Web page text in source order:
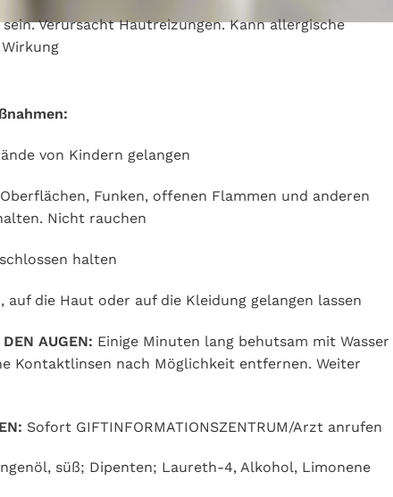
Verursacht Hautreizungen. Kann allergische
von Kindern gelangen
Funken, offenen Flammen und anderen
Nicht rauchen
halten
auf die Haut oder auf die Kleidung gelangen lassen
AUGEN: Einige Minuten lang behutsam mit Wasser
Kontaktlinsen nach Möglichkeit entfernen. Weiter
Sofort GIFTINFORMATIONSZENTRUM/Arzt anrufen
süß; Dipenten; Laureth-4, Alkohol, Limonene